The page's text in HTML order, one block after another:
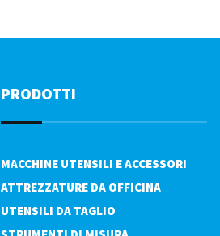
PRODOTTI
MACCHINE UTENSILI E ACCESSORI
ATTREZZATURE DA OFFICINA
UTENSILI DA TAGLIO